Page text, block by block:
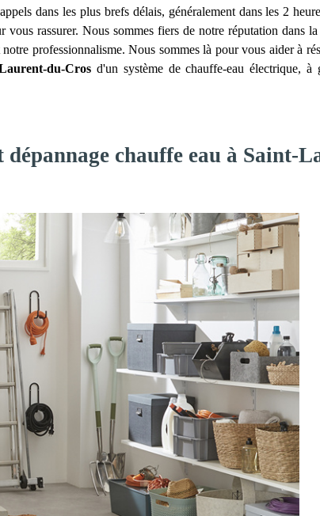
dans les plus brefs délais, généralement dans les 2
rassurer. Nous sommes fiers de notre réputation dans
professionnalisme. Nous sommes là pour vous aider à
du-Crosd'un système de chauffe-eau électrique, à
chauffe eau à Saint-